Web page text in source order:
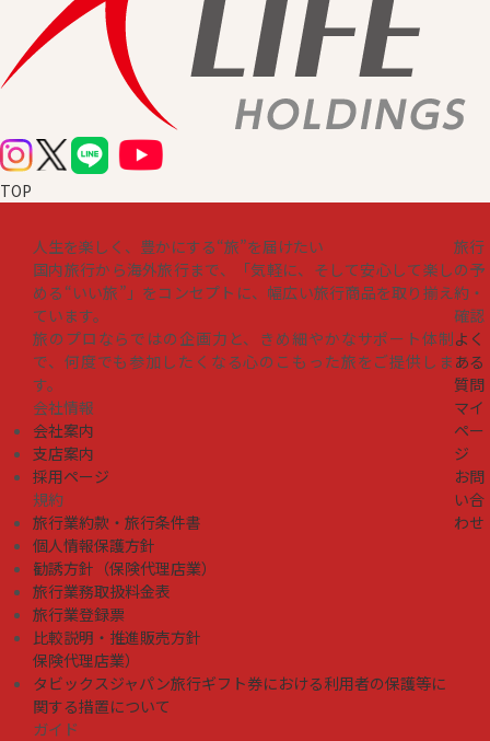
TOP
人生を楽しく、豊かにする“旅”を届けたい
国内旅行から海外旅行まで、「気軽に、そして安心して楽し
める“いい旅”」をコンセプトに、幅広い旅行商品を取り揃え
ています。
旅のプロならではの企画力と、きめ細やかなサポート体制
で、何度でも参加したくなる心のこもった旅をご提供しま
す。
会社情報
会社案内
支店案内
採用ページ
規約
旅行業約款・旅行条件書
個人情報保護方針
勧誘方針（保険代理店業）
旅行業務取扱料金表
旅行業登録票
比較説明・推進販売方針
保険代理店業）
タビックスジャパン旅行ギフト券における利用者の保護等に
関する措置について
ガイド
旅行
の予
約・
確認
よく
ある
質問
マイ
ペー
ジ
お問
い合
わせ